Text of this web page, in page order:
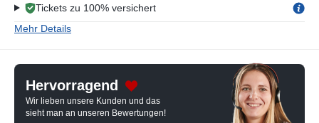
Tickets zu 100% versichert
Mehr Details
Hervorragend
Wir lieben unsere Kunden und das
sieht man an unseren Bewertungen!